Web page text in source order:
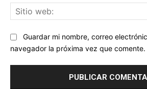
Guardar mi nombre, correo
navegador la próxima vez que comente.